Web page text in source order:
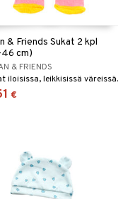
& Friends Sukat 2 kpl
cm)
& FRIENDS
iloisissa, leikkisissä väreissä.
€